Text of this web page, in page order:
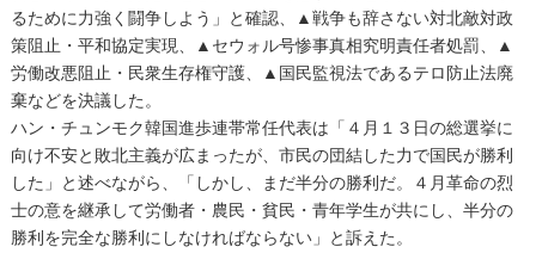
るために力強く闘争しよう」と確認、▲戦争も辞さない対北敵対政
策阻止・平和協定実現、▲セウォル号惨事真相究明責任者処罰、▲
労働改悪阻止・民衆生存権守護、▲国民監視法であるテロ防止法廃
棄などを決議した。
ハン・チュンモク韓国進歩連帯常任代表は「４月１３日の総選挙に
向け不安と敗北主義が広まったが、市民の団結した力で国民が勝利
した」と述べながら、「しかし、まだ半分の勝利だ。４月革命の烈
士の意を継承して労働者・農民・貧民・青年学生が共にし、半分の
勝利を完全な勝利にしなければならない」と訴えた。